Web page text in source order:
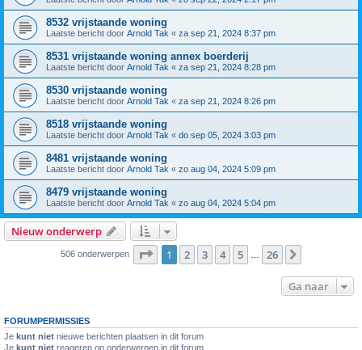
8532 vrijstaande woning
Laatste bericht door Arnold Tak « za sep 21, 2024 8:37 pm
8531 vrijstaande woning annex boerderij
Laatste bericht door Arnold Tak « za sep 21, 2024 8:28 pm
8530 vrijstaande woning
Laatste bericht door Arnold Tak « za sep 21, 2024 8:26 pm
8518 vrijstaande woning
Laatste bericht door Arnold Tak « do sep 05, 2024 3:03 pm
8481 vrijstaande woning
Laatste bericht door Arnold Tak « zo aug 04, 2024 5:09 pm
8479 vrijstaande woning
Laatste bericht door Arnold Tak « zo aug 04, 2024 5:04 pm
Nieuw onderwerp
506 onderwerpen Pagina van 26
1 2 3 4 5 26
Ga naar
FORUMPERMISSIES
Je kunt niet nieuwe berichten plaatsen in dit forum
Je kunt niet reageren op onderwerpen in dit forum